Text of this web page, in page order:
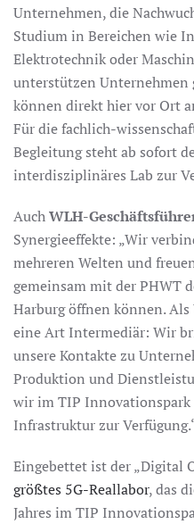
Unternehmen, die
Studium in Bereichen wie
Elektrotechnik oder
unterstützen Unternehmen
können direkt hier vor Ort
Für die fachlich-
Begleitung steht ab sofort
interdisziplinäres Lab zur
AuchWLH-
Synergieeffekte: „Wir
mehreren Welten und
gemeinsam mit der PHWT
Harburg öffnen können.
eine Art Intermediär: Wir
unsere Kontakte zu
Produktion und
wir im TIP
Infrastruktur zur
Eingebettet ist der „Digital
größtes 5G-Reallabor, das
Jahres im TIP